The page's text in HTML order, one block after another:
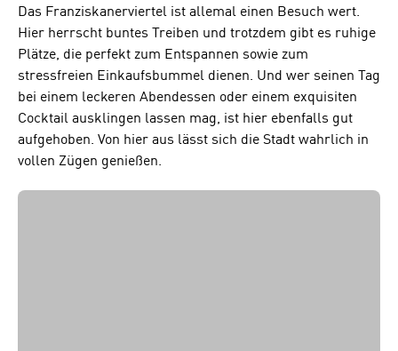
Das Franziskanerviertel ist allemal einen Besuch wert.
Hier herrscht buntes Treiben und trotzdem gibt es ruhige
Plätze, die perfekt zum Entspannen sowie zum
stressfreien Einkaufsbummel dienen. Und wer seinen Tag
bei einem leckeren Abendessen oder einem exquisiten
Cocktail ausklingen lassen mag, ist hier ebenfalls gut
aufgehoben. Von hier aus lässt sich die Stadt wahrlich in
vollen Zügen genießen.